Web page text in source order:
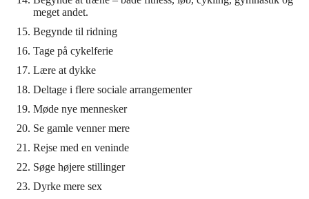
meget andet.
Begynde til ridning
Tage på cykelferie
Lære at dykke
Deltage i flere sociale arrangementer
Møde nye mennesker
Se gamle venner mere
Rejse med en veninde
Søge højere stillinger
Dyrke mere sex